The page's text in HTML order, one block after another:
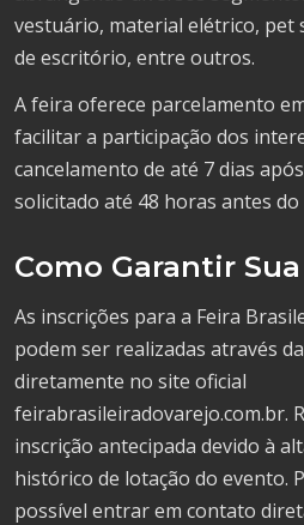
vestuário, material elétrico, pet
de escritório, entre outros.
A feira oferece parcelamento
facilitar a participação dos
cancelamento de até 7 dias
solicitado até 48 horas antes
Como Garantir
As inscrições para a Feira
podem ser realizadas através
diretamente no site oficial
feirabrasileiradovarejo.com.br.
inscrição antecipada devido à
histórico de lotação do evento.
possível entrar em contato